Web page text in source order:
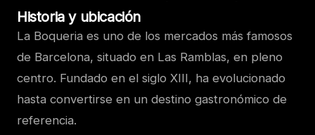
Historia y ubicación
La Boqueria es uno de los mercados más famosos
de Barcelona, situado en Las Ramblas, en pleno
centro. Fundado en el siglo XIII, ha evolucionado
hasta convertirse en un destino gastronómico de
referencia.